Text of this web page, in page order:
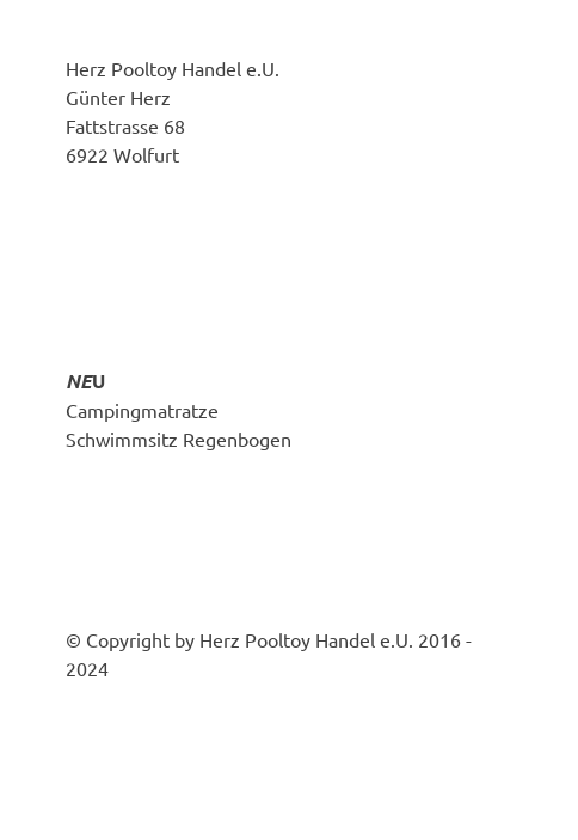
Herz Pooltoy Handel e.U.
Günter Herz
Fattstrasse 68
6922 Wolfurt
NEU
Campingmatratze
Schwimmsitz Regenbogen
© Copyright by Herz Pooltoy Handel e.U. 2016 -
2024